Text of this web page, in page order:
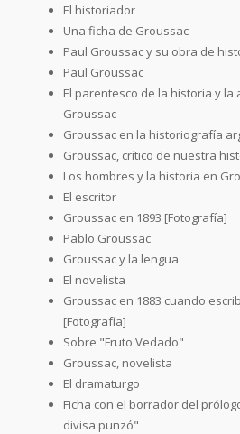
El historiador
Una ficha de Groussac
Paul Groussac y su obra de
Paul Groussac
El parentesco de la historia y la
Groussac
Groussac en la historiografía
Groussac, crítico de nuestra
Los hombres y la historia en
El escritor
Groussac en 1893 [Fotografía]
Pablo Groussac
Groussac y la lengua
El novelista
Groussac en 1883 cuando
[Fotografía]
Sobre "Fruto Vedado"
Groussac, novelista
El dramaturgo
Ficha con el borrador del
divisa punzó"